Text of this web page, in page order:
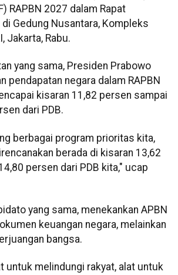
RAPBN 2027 dalam Rapat
di Gedung Nusantara, Kompleks
Jakarta, Rabu.
yang sama, Presiden Prabowo
pendapatan negara dalam RAPBN
kisaran 11,82 persen sampai
dari PDB.
berbagai program prioritas kita,
berada di kisaran 13,62
persen dari PDB kita," ucap
yang sama, menekankan APBN
keuangan negara, melainkan
bangsa.
untuk melindungi rakyat, alat untuk